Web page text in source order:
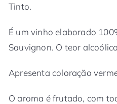
Tinto.
É um vinho elaborado
Sauvignon. O teor
Apresenta coloração
O aroma é frutado, com